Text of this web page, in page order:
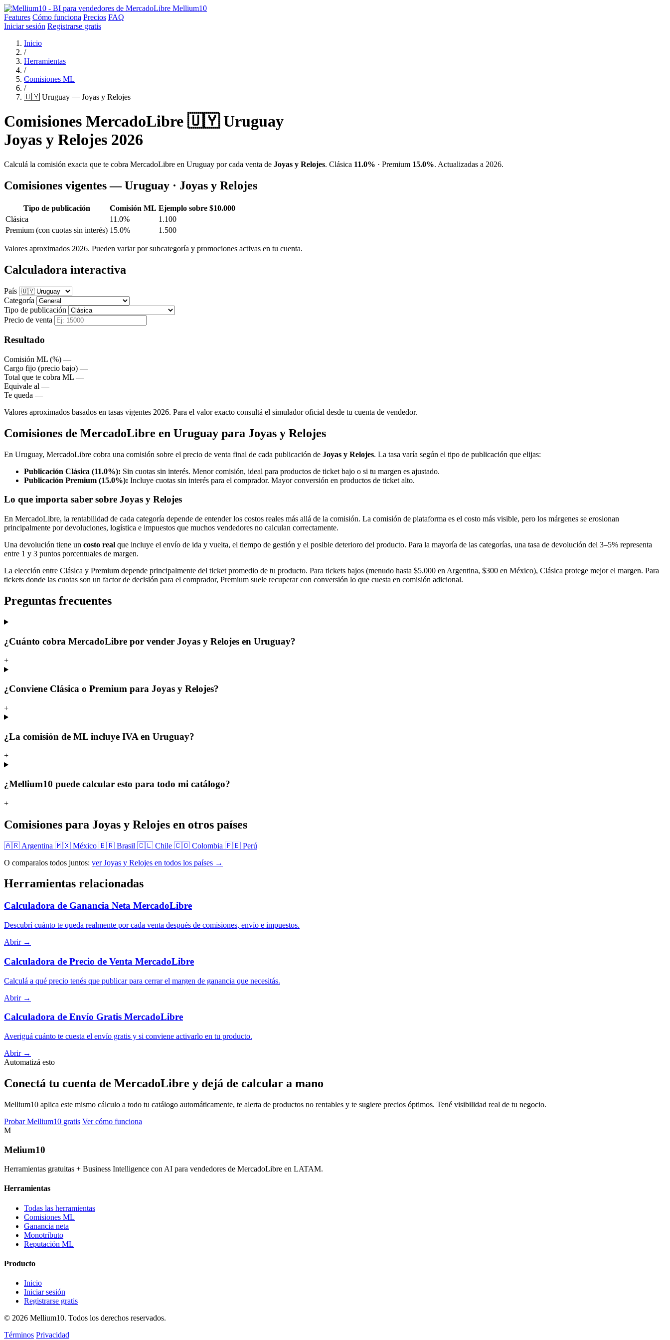
Mellium10
Features Cómo funciona Precios FAQ
Iniciar sesión Registrarse gratis
Inicio
/
Herramientas
/
Comisiones ML
/
🇺🇾 Uruguay — Joyas y Relojes
Comisiones MercadoLibre 🇺🇾 Uruguay
Joyas y Relojes 2026
Calculá la comisión exacta que te cobra MercadoLibre en Uruguay por cada venta de Joyas y Relojes. Clásica 11.0% · Premium 15.0%. Actualizadas a 2026.
Comisiones vigentes — Uruguay · Joyas y Relojes
Tipo de publicación Comisión ML Ejemplo sobre $10.000
Clásica
11.0%
1.100
Premium (con cuotas sin interés) 15.0% 1.500
Valores aproximados 2026. Pueden variar por subcategoría y promociones activas en tu cuenta.
Calculadora interactiva
País
Categoría
Tipo de publicación
Precio de venta
Resultado
Comisión ML (%) —
Cargo fijo (precio bajo) —
Total que te cobra ML —
Equivale al —
Te queda —
Valores aproximados basados en tasas vigentes 2026. Para el valor exacto consultá el simulador oficial desde tu cuenta de vendedor.
Comisiones de MercadoLibre en Uruguay para Joyas y Relojes
En Uruguay, MercadoLibre cobra una comisión sobre el precio de venta final de cada publicación de Joyas y Relojes. La tasa varía según el tipo de publicación que elijas:
Publicación Clásica (11.0%): Sin cuotas sin interés. Menor comisión, ideal para productos de ticket bajo o si tu margen es ajustado.
Publicación Premium (15.0%): Incluye cuotas sin interés para el comprador. Mayor conversión en productos de ticket alto.
Lo que importa saber sobre Joyas y Relojes
En MercadoLibre, la rentabilidad de cada categoría depende de entender los costos reales más allá de la comisión. La comisión de plataforma es el costo más visible, pero los márgenes se erosionan
principalmente por devoluciones, logística e impuestos que muchos vendedores no calculan correctamente.
Una devolución tiene un costo real que incluye el envío de ida y vuelta, el tiempo de gestión y el posible deterioro del producto. Para la mayoría de las categorías, una tasa de devolución del 3–5% representa
entre 1 y 3 puntos porcentuales de margen.
La elección entre Clásica y Premium depende principalmente del ticket promedio de tu producto. Para tickets bajos (menudo hasta $5.000 en Argentina, $300 en México), Clásica protege mejor el margen. Para
tickets donde las cuotas son un factor de decisión para el comprador, Premium suele recuperar con conversión lo que cuesta en comisión adicional.
Preguntas frecuentes
¿Cuánto cobra MercadoLibre por vender Joyas y Relojes en Uruguay?
+
¿Conviene Clásica o Premium para Joyas y Relojes?
+
¿La comisión de ML incluye IVA en Uruguay?
+
¿Mellium10 puede calcular esto para todo mi catálogo?
+
Comisiones para Joyas y Relojes en otros países
🇦🇷 Argentina 🇲🇽 México 🇧🇷 Brasil 🇨🇱 Chile 🇨🇴 Colombia 🇵🇪 Perú
O comparalos todos juntos: ver Joyas y Relojes en todos los países →
Herramientas relacionadas
Calculadora de Ganancia Neta MercadoLibre
Descubrí cuánto te queda realmente por cada venta después de comisiones, envío e impuestos.
Abrir →
Calculadora de Precio de Venta MercadoLibre
Calculá a qué precio tenés que publicar para cerrar el margen de ganancia que necesitás.
Abrir →
Calculadora de Envío Gratis MercadoLibre
Averiguá cuánto te cuesta el envío gratis y si conviene activarlo en tu producto.
Abrir →
Automatizá esto
Conectá tu cuenta de MercadoLibre y dejá de calcular a mano
Mellium10 aplica este mismo cálculo a todo tu catálogo automáticamente, te alerta de productos no rentables y te sugiere precios óptimos. Tené visibilidad real de tu negocio.
Probar Mellium10 gratis Ver cómo funciona
M
Melium10
Herramientas gratuitas + Business Intelligence con AI para vendedores de MercadoLibre en LATAM.
Herramientas
Todas las herramientas
Comisiones ML
Ganancia neta
Monotributo
Reputación ML
Producto
Inicio
Iniciar sesión
Registrarse gratis
© 2026 Mellium10. Todos los derechos reservados.
Términos Privacidad